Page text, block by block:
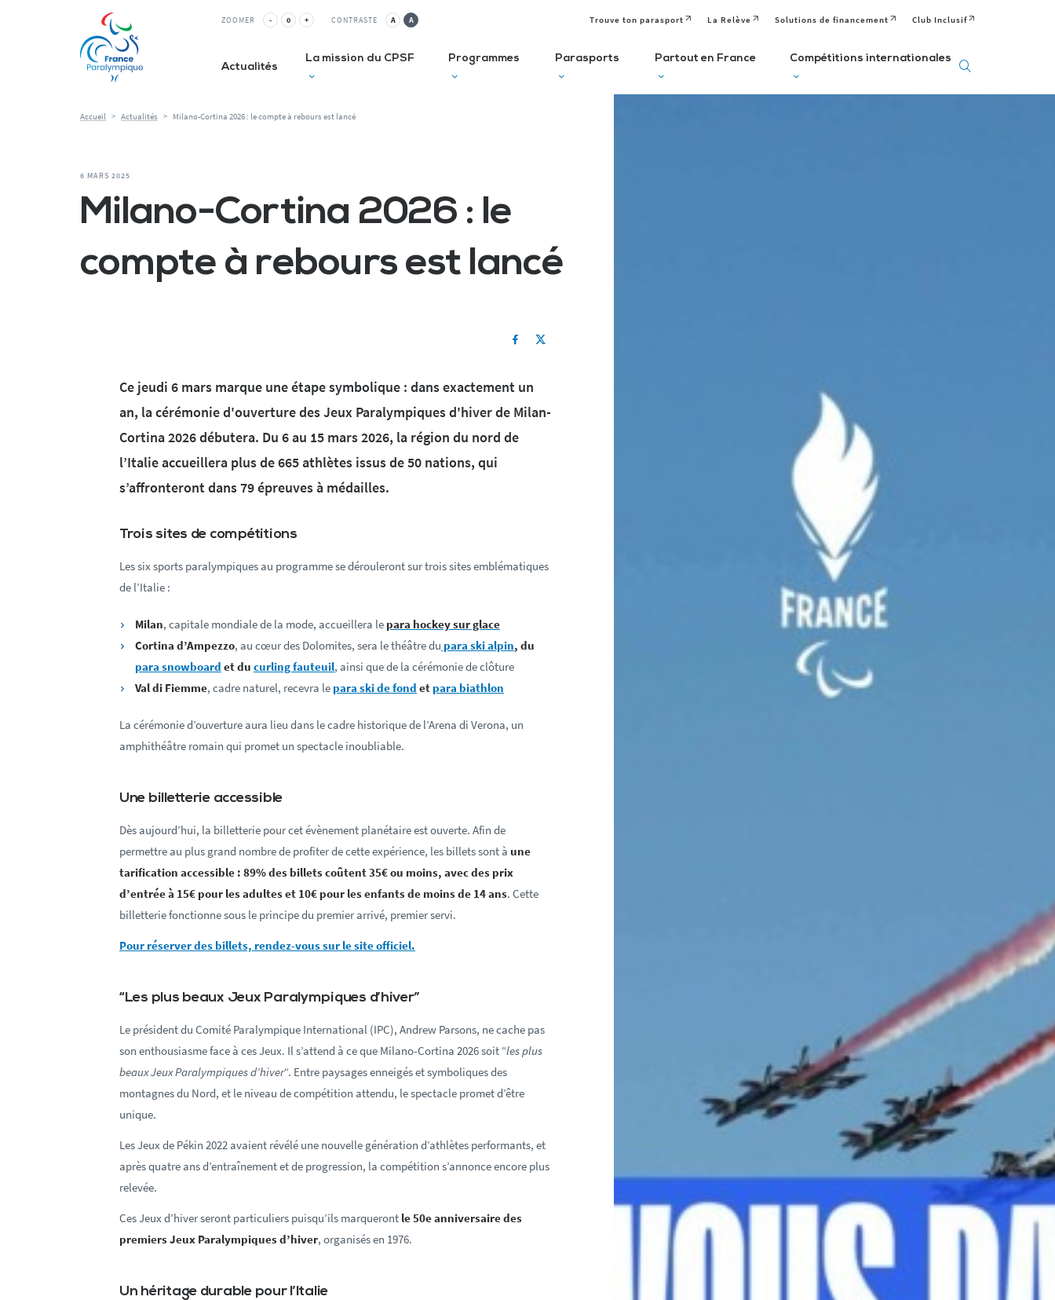
ZOOMER - 0 + CONTRASTE A A Trouve ton parasport La Relève Solutions de financement Club Inclusif
Actualités
La mission du CPSF Programmes
ESMS&CLUBS Solutions de financement
Le guide à destination des
Départements
Parasports Partout en France Compétitions internationales
Accueil > Actualités > Milano-Cortina 2026 : le compte à rebours est lancé
6 MARS 2025
Milano-Cortina 2026 : le
compte à rebours est lancé
Ce jeudi 6 mars marque une étape symbolique : dans exactement un
an, la cérémonie d'ouverture des Jeux Paralympiques d'hiver de Milan-
Cortina 2026 débutera. Du 6 au 15 mars 2026, la région du nord de
l’Italie accueillera plus de 665 athlètes issus de 50 nations, qui
s’affronteront dans 79 épreuves à médailles.
Trois sites de compétitions
Les six sports paralympiques au programme se dérouleront sur trois sites emblématiques
de l’Italie :
Milan, capitale mondiale de la mode, accueillera le para hockey sur glace
Cortina d’Ampezzo, au cœur des Dolomites, sera le théâtre du para ski alpin, du
para snowboard et du curling fauteuil, ainsi que de la cérémonie de clôture
Val di Fiemme, cadre naturel, recevra le para ski de fond et para biathlon
La cérémonie d’ouverture aura lieu dans le cadre historique de l’Arena di Verona, un
amphithéâtre romain qui promet un spectacle inoubliable.
Une billetterie accessible
Dès aujourd’hui, la billetterie pour cet évènement planétaire est ouverte. Afin de
permettre au plus grand nombre de profiter de cette expérience, les billets sont à une
tarification accessible : 89% des billets coûtent 35€ ou moins, avec des prix
d’entrée à 15€ pour les adultes et 10€ pour les enfants de moins de 14 ans. Cette
billetterie fonctionne sous le principe du premier arrivé, premier servi.
Pour réserver des billets, rendez-vous sur le site officiel.
“Les plus beaux Jeux Paralympiques d’hiver”
Le président du Comité Paralympique International (IPC), Andrew Parsons, ne cache pas
son enthousiasme face à ces Jeux. Il s’attend à ce que Milano-Cortina 2026 soit “les plus
beaux Jeux Paralympiques d’hiver“. Entre paysages enneigés et symboliques des
montagnes du Nord, et le niveau de compétition attendu, le spectacle promet d’être
unique.
Les Jeux de Pékin 2022 avaient révélé une nouvelle génération d’athlètes performants, et
après quatre ans d’entraînement et de progression, la compétition s’annonce encore plus
relevée.
Ces Jeux d’hiver seront particuliers puisqu’ils marqueront le 50e anniversaire des
premiers Jeux Paralympiques d’hiver, organisés en 1976.
Un héritage durable pour l’Italie